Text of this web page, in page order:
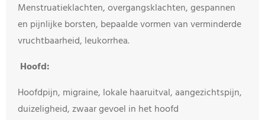
Menstruatieklachten, overgangsklachten, gespannen
en pijnlijke borsten, bepaalde vormen van verminderde
vruchtbaarheid, leukorrhea.
Hoofd:
Hoofdpijn, migraine, lokale haaruitval, aangezichtspijn,
duizeligheid, zwaar gevoel in het hoofd